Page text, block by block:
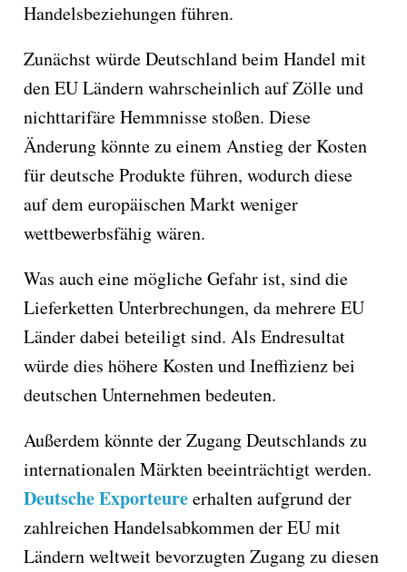
Handelsbeziehungen führen.
Zunächst würde Deutschland beim Handel mit
den EU Ländern wahrscheinlich auf Zölle und
nichttarifäre Hemmnisse stoßen. Diese
Änderung könnte zu einem Anstieg der Kosten
für deutsche Produkte führen, wodurch diese
auf dem europäischen Markt weniger
wettbewerbsfähig wären.
Was auch eine mögliche Gefahr ist, sind die
Lieferketten Unterbrechungen, da mehrere EU
Länder dabei beteiligt sind. Als Endresultat
würde dies höhere Kosten und Ineffizienz bei
deutschen Unternehmen bedeuten.
Außerdem könnte der Zugang Deutschlands zu
internationalen Märkten beeinträchtigt werden.
Deutsche Exporteureerhalten aufgrund der
zahlreichen Handelsabkommen der EU mit
Ländern weltweit bevorzugten Zugang zu diesen